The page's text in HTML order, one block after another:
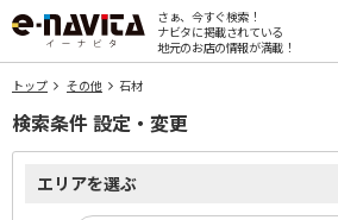
さぁ、今すぐ検索！
ナビタに掲載されている
地元のお店の情報が満載！
トップ その他 石材
検索条件 設定・変更
エリアを選ぶ